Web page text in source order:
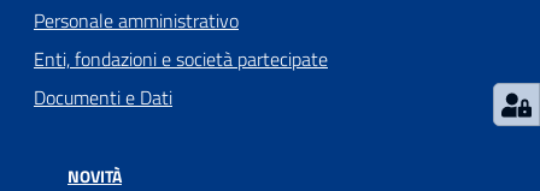
Personale amministrativo
Enti, fondazioni e società partecipate
Documenti e Dati
NOVITÀ